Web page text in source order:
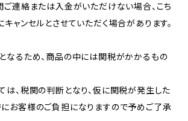
連絡または入金がいただけない場合、こち
ャンセルとさせていただく場合があります。
なるため、商品の中には関税がかかるもの
は、税関の判断となり、仮に関税が発生した
お客様のご負担になりますので予めご了承